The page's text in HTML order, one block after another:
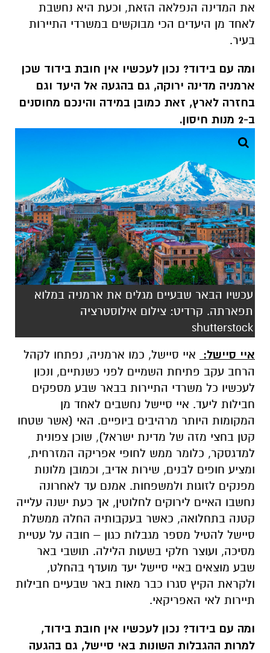
את המדינה הנפלאה הזאת, וכעת היא נחשבת
לאחד מן היעדים הכי מבוקשים במשרדי התיירות
בעיר.
ומה עם בידוד? נכון לעכשיו אין חובת בידוד שכן
ארמניה מדינה ירוקה, גם בהגעה אל היעד וגם
בחזרה לארץ, זאת כמובן במידה והינכם מחוסנים
ב-2 מנות חיסון.
עכשיו הבאר שבעיים מגלים את ארמניה במלוא
תפארתה. קרדיט: צילום אילוסטרציה
shutterstock
איי סיישל:
איי סיישל, כמו ארמניה, נפתחו לקהל
הרחב עקב פתיחת השמיים לפני כשנתיים, ונכון
לעכשיו כל משרדי התיירות בבאר שבע מספקים
חבילות ליעד. איי סיישל נחשבים לאחד מן
המקומות היותר מרהיבים ביופיים. האי (אשר שטחו
קטן בחצי מזה של מדינת ישראל), שוכן צפונית
למדגסקר, כלומר ממש לחופי אפריקה המזרחית,
ומציע חופים לבנים, שירות אדיב, וכמובן מלונות
מפנקים לזוגות ולמשפחות. אמנם עד לאחרונה
נחשבו האיים לירוקים לחלוטין, אך כעת ישנה עלייה
קטנה בתחלואה, כאשר בעקבותיה החלה ממשלת
סיישל להטיל מספר מגבלות כגון – חובה על עטיית
מסיכה, ועוצר חלקי בשעות הלילה. תושבי באר
שבע מוצאים באיי סיישל יעד מועדף בהחלט,
ולקראת הקיץ סגרו כבר מאות באר שבעיים חבילות
תיירות לאי האפריקאי.
ומה עם בידוד? נכון לעכשיו אין חובת בידוד,
למרות ההגבלות השונות באי סיישל, גם בהגעה